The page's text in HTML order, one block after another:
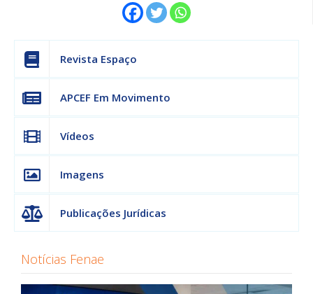
Revista Espaço
APCEF Em Movimento
Vídeos
Imagens
Publicações Jurídicas
Notícias Fenae